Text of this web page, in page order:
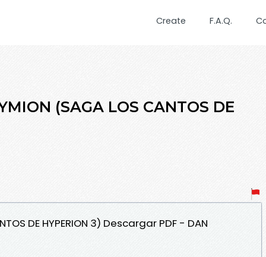
Create F.A.Q.
(SAGA LOS CANTOS DE
DE HYPERION 3) Descargar PDF - DAN